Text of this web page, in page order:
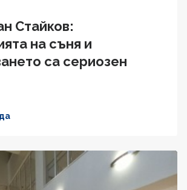
Стайков:
на съня и
са сериозен